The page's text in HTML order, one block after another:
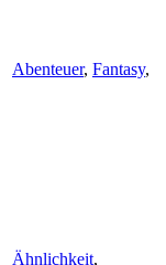
Abenteuer, Fantasy,
Ähnlichkeit,